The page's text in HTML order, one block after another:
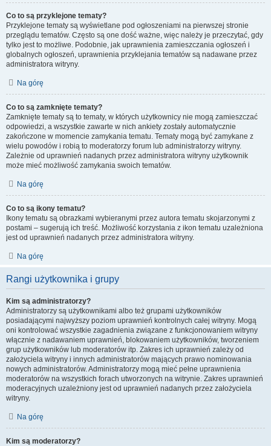
Co to są przyklejone tematy?
Przyklejone tematy są wyświetlane pod ogłoszeniami na pierwszej stronie
przeglądu tematów. Często są one dość ważne, więc należy je przeczytać, gdy
tylko jest to możliwe. Podobnie, jak uprawnienia zamieszczania ogłoszeń i
globalnych ogłoszeń, uprawnienia przyklejania tematów są nadawane przez
administratora witryny.
Na górę
Co to są zamknięte tematy?
Zamknięte tematy są to tematy, w których użytkownicy nie mogą zamieszczać
odpowiedzi, a wszystkie zawarte w nich ankiety zostały automatycznie
zakończone w momencie zamykania tematu. Tematy mogą być zamykane z
wielu powodów i robią to moderatorzy forum lub administratorzy witryny.
Zależnie od uprawnień nadanych przez administratora witryny użytkownik
może mieć możliwość zamykania swoich tematów.
Na górę
Co to są ikony tematu?
Ikony tematu są obrazkami wybieranymi przez autora tematu skojarzonymi z
postami – sugerują ich treść. Możliwość korzystania z ikon tematu uzależniona
jest od uprawnień nadanych przez administratora witryny.
Na górę
Rangi użytkownika i grupy
Kim są administratorzy?
Administratorzy są użytkownikami albo też grupami użytkowników
posiadającymi najwyższy poziom uprawnień kontrolnych całej witryny. Mogą
oni kontrolować wszystkie zagadnienia związane z funkcjonowaniem witryny
włącznie z nadawaniem uprawnień, blokowaniem użytkowników, tworzeniem
grup użytkowników lub moderatorów itp. Zakres ich uprawnień zależy od
założyciela witryny i innych administratorów mających prawo nominowania
nowych administratorów. Administratorzy mogą mieć pełne uprawnienia
moderatorów na wszystkich forach utworzonych na witrynie. Zakres uprawnień
moderacyjnych uzależniony jest od uprawnień nadanych przez założyciela
witryny.
Na górę
Kim są moderatorzy?